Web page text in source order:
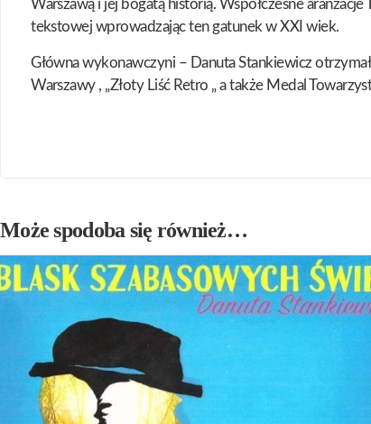
Warszawą i jej bogatą historią. Współczesne
tekstowej wprowadzając ten gatunek w XXI wiek.
Główna wykonawczyni – Danuta Stankiewicz
Warszawy , „Złoty Liść Retro „ a także Medal
Może spodoba się również…